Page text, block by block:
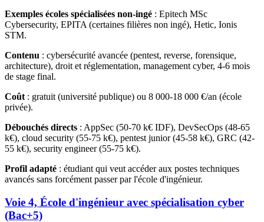
Exemples écoles spécialisées non-ingé : Epitech MSc
Cybersecurity, EPITA (certaines filières non ingé), Hetic, Ionis
STM.
Contenu : cybersécurité avancée (pentest, reverse, forensique,
architecture), droit et réglementation, management cyber, 4-6 mois
de stage final.
Coût : gratuit (université publique) ou 8 000-18 000 €/an (école
privée).
Débouchés directs : AppSec (50-70 k€ IDF), DevSecOps (48-65
k€), cloud security (55-75 k€), pentest junior (45-58 k€), GRC (42-
55 k€), security engineer (55-75 k€).
Profil adapté : étudiant qui veut accéder aux postes techniques
avancés sans forcément passer par l'école d'ingénieur.
Voie 4, École d'ingénieur avec spécialisation cyber
(Bac+5)